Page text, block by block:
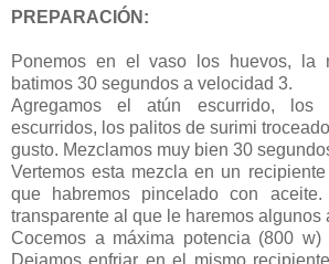
PREPARACIÓN:
Ponemos en el vaso los huevos, la
batimos 30 segundos a velocidad 3.
Agregamos el atún escurrido, los
escurridos, los palitos de surimi
gusto. Mezclamos muy bien 30
Vertemos esta mezcla en un
que habremos pincelado con
transparente al que le haremos algunos
Cocemos a máxima potencia (800 w)
Dejamos enfriar en el mismo